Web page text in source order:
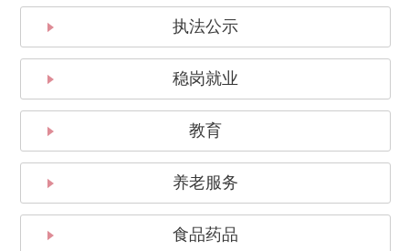
执法公示
稳岗就业
教育
养老服务
食品药品